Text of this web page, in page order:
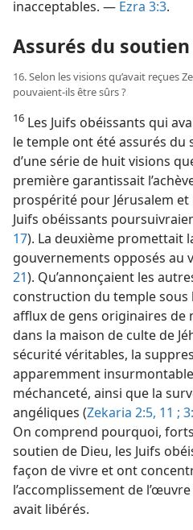
inacceptables. — Ezra 3:3.
Assurés du
16. Selon les visions qu’avait reçues
pouvaient-​ils être sûrs ?
16 Les Juifs obéissants qui
le temple ont été assurés du
d’une série de huit visions
première garantissait
prospérité pour Jérusalem
Juifs obéissants
17). La deuxième promettait
gouvernements opposés au
21). Qu’annonçaient les
construction du temple
afflux de gens originaires de
dans la maison de culte de
sécurité véritables, la
apparemment
méchanceté, ainsi que la
angéliques (Zekaria 2:5, 11 ;
On comprend pourquoi,
soutien de Dieu, les Juifs
façon de vivre et ont
l’accomplissement de
avait libérés.